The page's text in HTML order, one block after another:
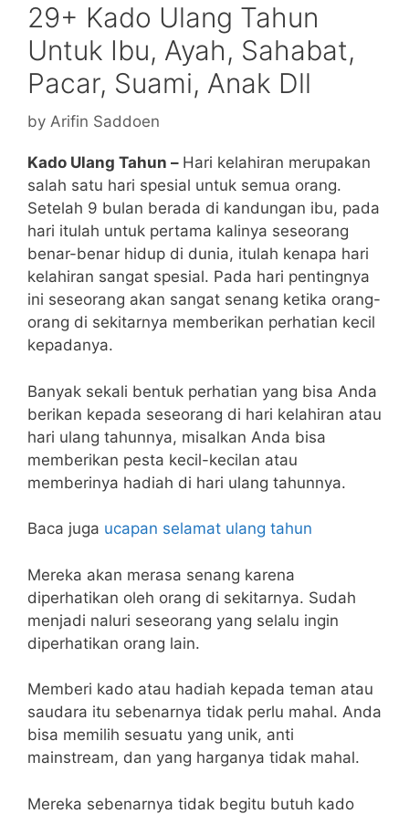
29+ Kado Ulang Tahun
Untuk Ibu, Ayah, Sahabat,
Pacar, Suami, Anak Dll
by Arifin Saddoen
Kado Ulang Tahun – Hari kelahiran merupakan
salah satu hari spesial untuk semua orang.
Setelah 9 bulan berada di kandungan ibu, pada
hari itulah untuk pertama kalinya seseorang
benar-benar hidup di dunia, itulah kenapa hari
kelahiran sangat spesial. Pada hari pentingnya
ini seseorang akan sangat senang ketika orang-
orang di sekitarnya memberikan perhatian kecil
kepadanya.
Banyak sekali bentuk perhatian yang bisa Anda
berikan kepada seseorang di hari kelahiran atau
hari ulang tahunnya, misalkan Anda bisa
memberikan pesta kecil-kecilan atau
memberinya hadiah di hari ulang tahunnya.
Baca juga ucapan selamat ulang tahun
Mereka akan merasa senang karena
diperhatikan oleh orang di sekitarnya. Sudah
menjadi naluri seseorang yang selalu ingin
diperhatikan orang lain.
Memberi kado atau hadiah kepada teman atau
saudara itu sebenarnya tidak perlu mahal. Anda
bisa memilih sesuatu yang unik, anti
mainstream, dan yang harganya tidak mahal.
Mereka sebenarnya tidak begitu butuh kado